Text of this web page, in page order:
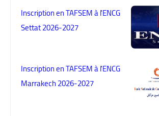
Inscription en TAFSEM à l'ENCG
Settat 2026-2027
Inscription en TAFSEM à l'ENCG
Marrakech 2026-2027